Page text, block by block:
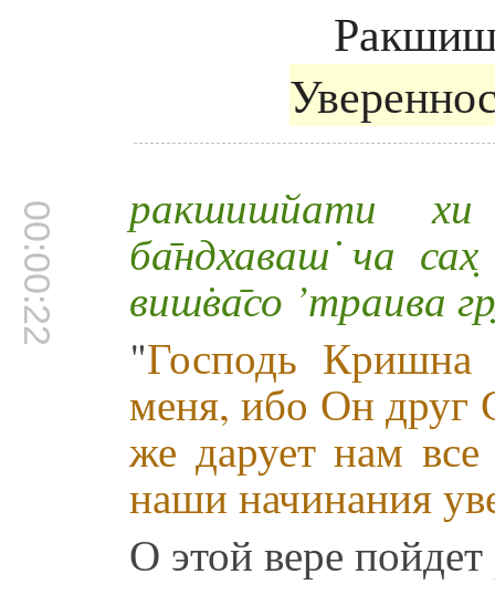
00:00:22 ракшишйати
ба̄ндхаваш̇ ча
виш̇ва̄со ’траива
"Господь Кришна
меня, ибо Он друг
же дарует нам
наши начинания
О этой вере